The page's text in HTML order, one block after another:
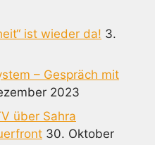
ist wieder da! 3.
– Gespräch mit
2023
über Sahra
30. Oktober